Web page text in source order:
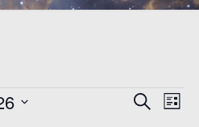
Recherche
de
Liste